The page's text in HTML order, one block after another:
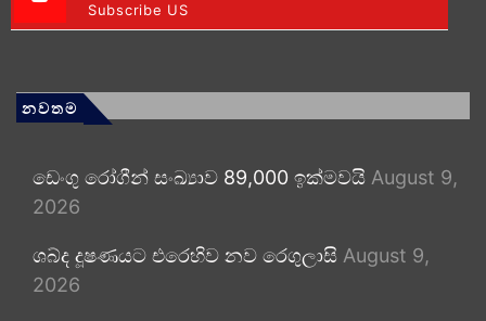
Subscribe US
නවතම
ඩෙංගු රෝගීන් සංඛ්‍යාව 89,000 ඉක්මවයි August 9,
2026
ශබ්ද දූෂණයට එරෙහිව නව රෙගුලාසි August 9,
2026